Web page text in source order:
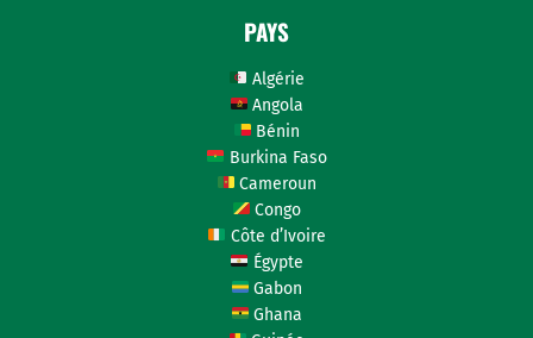
PAYS
Algérie
Angola
Bénin
Burkina Faso
Cameroun
Congo
Côte d’Ivoire
Égypte
Gabon
Ghana